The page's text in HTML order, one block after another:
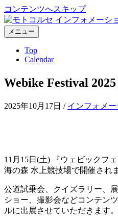
コンテンツへスキップ
メニュー
Top
Calendar
Webike Festival
2025年10月17日 / インフォメ
11月15日(土) 『ウェビックフ
海の森 水上競技場で開催され
公道試乗会、クイズラリー、
ショー、撮影会などコンテン
ルに出展させていただきます。